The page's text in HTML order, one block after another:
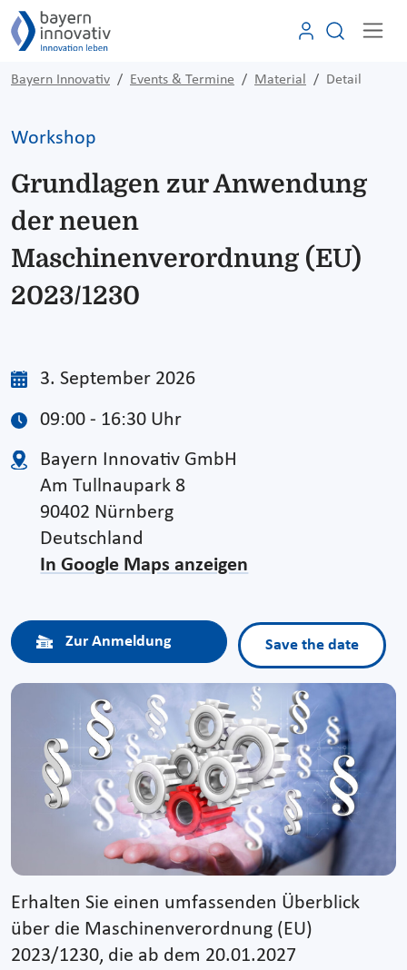
Bayern Innovativ Events & Termine Material Detail
Workshop
Grundlagen zur Anwendung
der neuen
Maschinenverordnung (EU)
2023/1230
3. September 2026
09:00 - 16:30 Uhr
Bayern Innovativ GmbH
Am Tullnaupark 8
90402 Nürnberg
Deutschland
In Google Maps anzeigen
Zur Anmeldung Save the date
Erhalten Sie einen umfassenden Überblick
über die Maschinenverordnung (EU)
2023/1230, die ab dem 20.01.2027